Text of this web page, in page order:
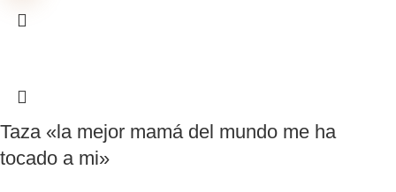
Taza «la mejor mamá del mundo me ha
tocado a mi»